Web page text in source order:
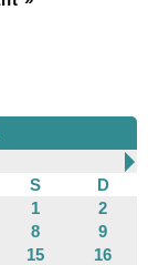
S
D
1
2
8
9
15
16